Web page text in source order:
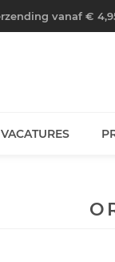
vanaf €
VACATURES